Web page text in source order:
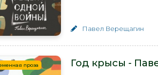
Павел Верещагин
проза Год крысы -